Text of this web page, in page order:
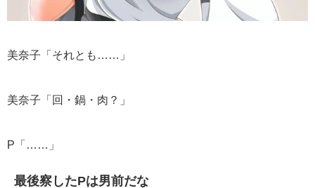
美奈子「それとも……」
美奈子「回・鍋・肉？」
P「……」
最後察したPは男前だな